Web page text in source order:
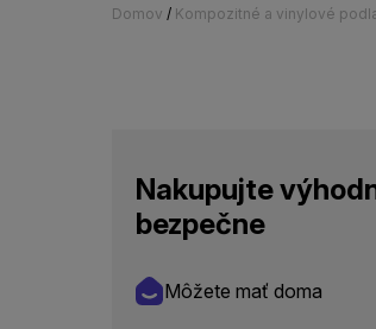
Domov / Kompozitné a vinylové
Nakupujte
bezpečne
Môžete mať doma